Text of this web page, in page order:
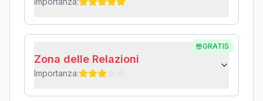
GRATIS
Zona delle Relazioni
Importanza: